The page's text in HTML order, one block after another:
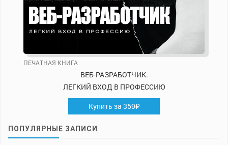
ПЕЧАТНАЯ КНИГА
ВЕБ-РАЗРАБОТЧИК.
ЛЕГКИЙ ВХОД В ПРОФЕССИЮ
Купить за 359₽
ПОПУЛЯРНЫЕ ЗАПИСИ